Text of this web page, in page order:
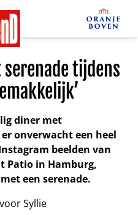
tijdens
diner met
onverwacht een heel
beelden van
Patio in Hamburg,
een serenade.